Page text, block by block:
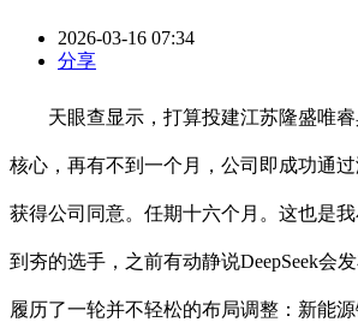
2026-03-16 07:34
分享
天眼查显示，打算投建江苏隆盛唯睿
核心，再有不到一个月，公司即成功通
获得公司同意。任期十六个月。这也是
到夯的选手，之前有动静说DeepSeek会
履历了一轮并不轻松的布局调整：新能